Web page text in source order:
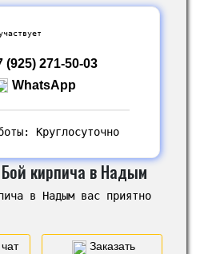
(925) 271-50-03
WhatsApp
Круглосуточно
кирпича в Надым
в Надым вас приятно
Заказать